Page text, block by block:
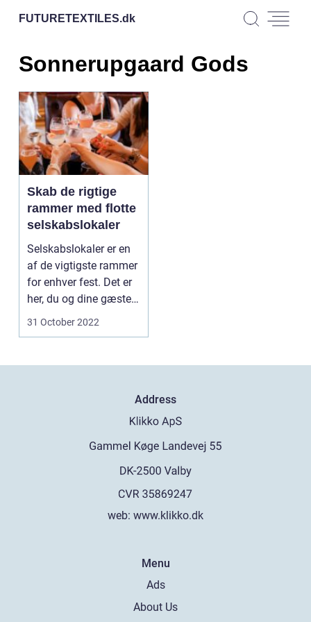
FUTURETEXTILES.dk
Sonnerupgaard Gods
Skab de rigtige
rammer med flotte
selskabslokaler
Selskabslokaler er en
af de vigtigste rammer
for enhver fest. Det er
her, du og dine gæster
skal til...
31 October 2022
Address
web: www.klikko.dk
Menu
Ads
About Us